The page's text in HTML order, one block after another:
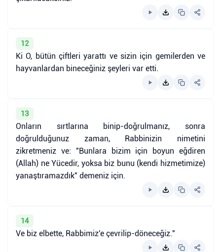
12
Ki O, bütün çiftleri yarattı ve sizin için gemilerden ve
hayvanlardan bineceğiniz şeyleri var etti.
13
Onların sırtlarına binip-doğrulmanız, sonra
doğrulduğunuz zaman, Rabbinizin nimetini
zikretmeniz ve: "Bunlara bizim için boyun eğdiren
(Allah) ne Yücedir, yoksa biz bunu (kendi hizmetimize)
yanaştıramazdık" demeniz için.
14
Ve biz elbette, Rabbimiz'e çevrilip-döneceğiz."